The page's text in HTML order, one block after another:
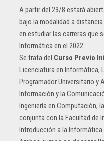
A partir del 23/8 estará
bajo la modalidad a
en estudiar las carreras que
Informática en el 2022.
Se trata del Curso Previo
Licenciatura en Informática,
Programador Universitario y
Información y la
Ingeniería en Computación,
conjunta con la Facultad de
Introducción a la Informática.